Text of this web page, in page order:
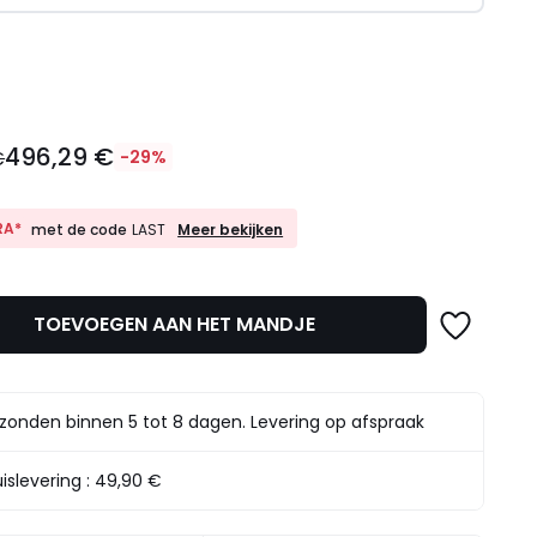
496,29 € -29%
met de code LAST
10%
LAST
Meer bekijken
TOEVOEGEN AAN HET MANDJE
binnen 5 tot 8 dagen. Levering op afspraak
: 49,90 €